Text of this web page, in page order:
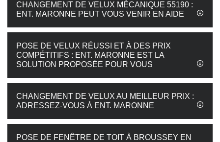
CHANGEMENT DE VELUX MÉCANIQUE 55190 :
ENT. MARONNE PEUT VOUS VENIR EN AIDE
POSE DE VELUX RÉUSSI ET À DES PRIX
COMPÉTITIFS : ENT. MARONNE EST LA
SOLUTION PROPOSÉE POUR VOUS
CHANGEMENT DE VELUX AU MEILLEUR PRIX :
ADRESSEZ-VOUS À ENT. MARONNE
POSE DE FENÊTRE DE TOIT À BROUSSEY EN